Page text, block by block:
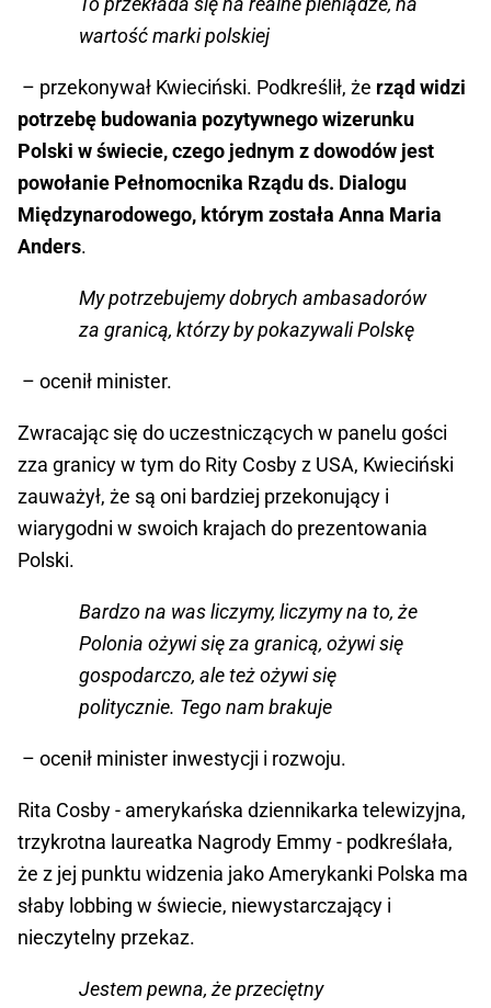
wartość marki polskiej
– przekonywał Kwieciński. Podkreślił, że rząd widzi
potrzebę budowania pozytywnego wizerunku
Polski w świecie, czego jednym z dowodów jest
powołanie Pełnomocnika Rządu ds. Dialogu
Międzynarodowego, którym została Anna Maria
Anders.
My potrzebujemy dobrych ambasadorów
za granicą, którzy by pokazywali Polskę
– ocenił minister.
Zwracając się do uczestniczących w panelu gości
zza granicy w tym do Rity Cosby z USA, Kwieciński
zauważył, że są oni bardziej przekonujący i
wiarygodni w swoich krajach do prezentowania
Polski.
Bardzo na was liczymy, liczymy na to, że
Polonia ożywi się za granicą, ożywi się
gospodarczo, ale też ożywi się
politycznie. Tego nam brakuje
– ocenił minister inwestycji i rozwoju.
Rita Cosby - amerykańska dziennikarka telewizyjna,
trzykrotna laureatka Nagrody Emmy - podkreślała,
że z jej punktu widzenia jako Amerykanki Polska ma
słaby lobbing w świecie, niewystarczający i
nieczytelny przekaz.
Jestem pewna, że przeciętny